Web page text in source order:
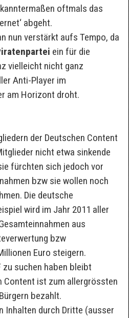
oftmals das
abgeht.
nun verstärkt aufs Tempo, da
ein für die
vielleicht nicht ganz
Anti-Player im
am Horizont droht.
der Deutschen Content
nicht etwa sinkende
fürchten sich jedoch vor
bzw sie wollen noch
Die deutsche
wird im Jahr 2011 aller
aus
bzw
Euro steigern.
zu suchen haben bleibt
Content ist zum allergrössten
bezahlt.
Inhalten durch Dritte (ausser